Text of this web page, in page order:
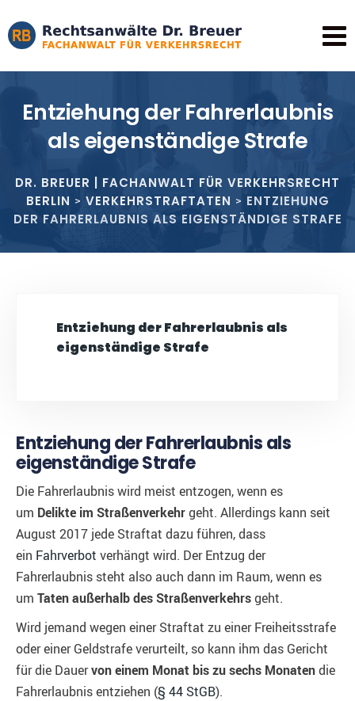
Entziehung der Fahrerlaubnis
als eigenständige Strafe
DR. BREUER | FACHANWALT FÜR VERKEHRSRECHT
BERLIN > VERKEHRSTRAFTATEN > ENTZIEHUNG
DER FAHRERLAUBNIS ALS EIGENSTÄNDIGE STRAFE
Entziehung der Fahrerlaubnis als
eigenständige Strafe
Die Fahrerlaubnis wird meist entzogen, wenn es
um Delikte im Straßenverkehrgeht. Allerdings kann seit
August 2017 jede Straftat dazu führen, dass
ein Fahrverbot verhängt wird. Der Entzug der
Fahrerlaubnis steht also auch dann im Raum, wenn es
um Taten außerhalb des Straßenverkehrsgeht.
Wird jemand wegen einer Straftat zu einer Freiheitsstrafe
oder einer Geldstrafe verurteilt, so kann ihm das Gericht
für die Dauervon einem Monat bis zu sechs Monatendie
Fahrerlaubnis entziehen (§ 44 StGB).
Entziehung der Fahrerlaubnis als
eigenständige Strafe